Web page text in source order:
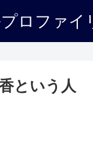
という人